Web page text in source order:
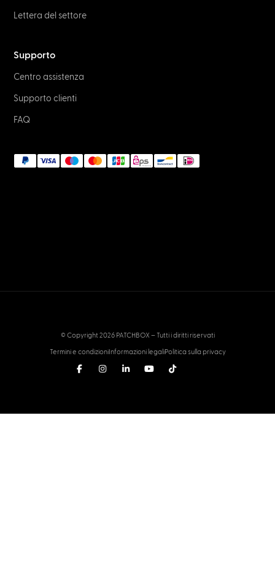
Lettera del settore
Supporto
Centro assistenza
Supporto clienti
FAQ
© Copyright 2026 PATCHBOX – Tutti i diritti riservati
Termini e condizioniInformazioni legaliPolitica sulla privacy